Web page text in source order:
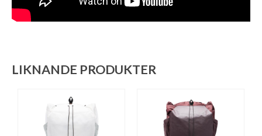
LIKNANDE PRODUKTER